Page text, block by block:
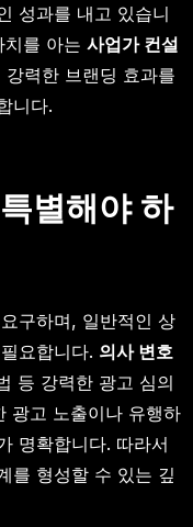
성과를 내고 있습니
를 아는 사업가 컨설
력한 브랜딩 효과를
니다.
별해야 하
구하며, 일반적인 상
요합니다. 의사 변호
등 강력한 광고 심의
광고 노출이나 유행하
명확합니다. 따라서
를 형성할 수 있는 깊